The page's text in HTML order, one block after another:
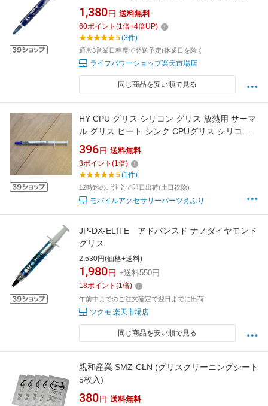
長期不硬化 非導電性 サーマルコンパウンド シ
リコングリス CPUMX4 送料無料
1,380 円 送料無料
60ポイント (1倍+4倍UP)
5(3件)
通常3営業日程度で発送予定(休業日を除く
ライフパワーショップ楽天市場店
同じ商品を安い順で見る
HY CPU グリス シリコン グリス 放熱用 サーマ
ル グリス ヒート シンク CPUグリス シリコン
グリス サーマルグリス ヒートシンク
396 円 送料無料
3ポイント (1倍)
5(1件)
12時迄のご注文で即日出荷(土日祝除)
モバイルアクセサリーパーツえぶり
JP-DX-ELITE アドバンスド ナノダイヤモンド
グリス
2,530円(価格+送料)
1,980 円 +送料550円
18ポイント (1倍)
午前中までのご注文確定で翌日までに出荷
ツクモ 楽天市場店
同じ商品を安い順で見る
親和産業 SMZ-CLN (グリスクリーニングシート
5枚入)
380 円 送料無料